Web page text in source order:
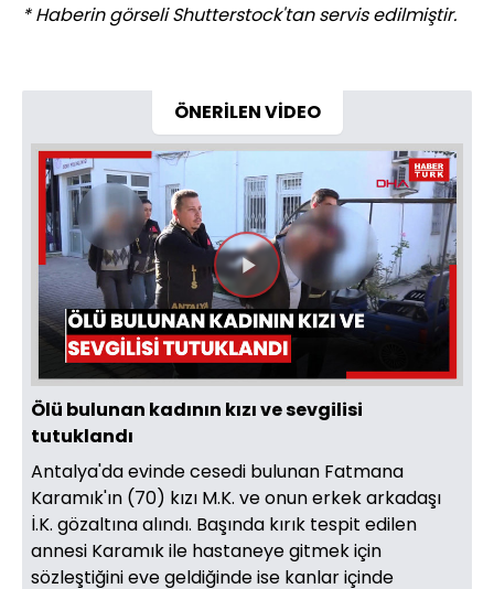
* Haberin görseli Shutterstock'tan servis edilmiştir.
ÖNERİLEN VİDEO
Videoyu
Oynat
Ölü bulunan kadının kızı ve sevgilisi
tutuklandı
Antalya'da evinde cesedi bulunan Fatmana
Karamık'ın (70) kızı M.K. ve onun erkek arkadaşı
İ.K. gözaltına alındı. Başında kırık tespit edilen
annesi Karamık ile hastaneye gitmek için
sözleştiğini eve geldiğinde ise kanlar içinde